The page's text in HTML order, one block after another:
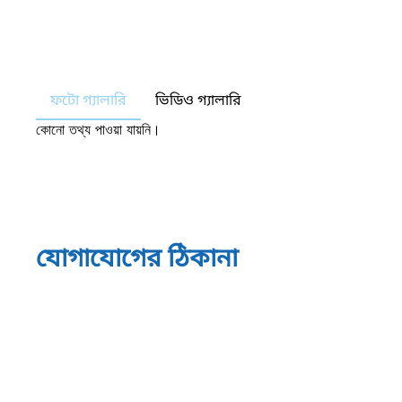
ফটো গ্যালারি ভিডিও গ্যালারি
কোনো তথ্য পাওয়া যায়নি।
যোগাযোগের ঠিকানা